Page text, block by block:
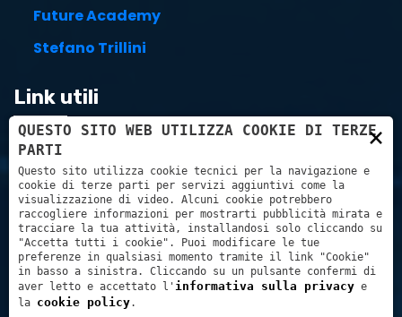
Future Academy
Stefano Trillini
Link utili
Carrello
Pagamenti con:
×
QUESTO SITO WEB UTILIZZA COOKIE DI TERZE
PARTI
Questo sito utilizza cookie tecnici per la navigazione e
cookie di terze parti per servizi aggiuntivi come la
visualizzazione di video. Alcuni cookie potrebbero
raccogliere informazioni per mostrarti pubblicità mirata e
tracciare la tua attività, installandosi solo cliccando su
"Accetta tutti i cookie". Puoi modificare le tue
preferenze in qualsiasi momento tramite il link "Cookie"
in basso a sinistra. Cliccando su un pulsante confermi di
aver letto e accettato l' informativa sulla privacy e
la cookie policy.